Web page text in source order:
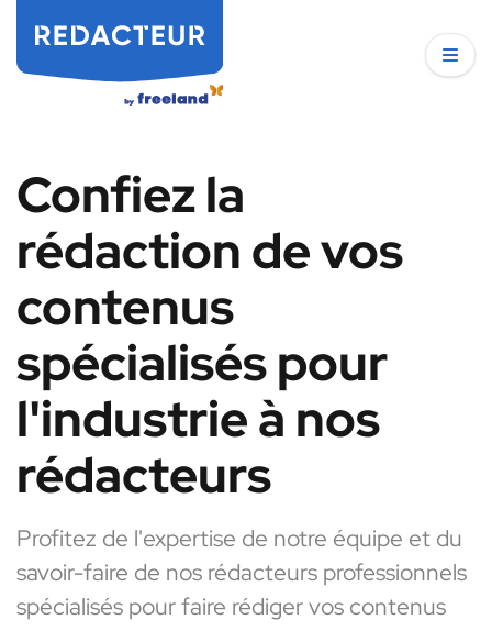
Confiez la
rédaction de vos
contenus
spécialisés pour
l'industrie à nos
rédacteurs
Profitez de l'expertise de notre équipe et du
savoir-faire de nos rédacteurs professionnels
spécialisés pour faire rédiger vos contenus